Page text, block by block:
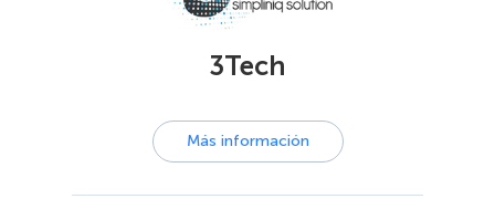
3Tech
Más información